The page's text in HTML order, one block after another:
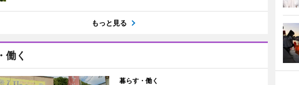
もっと見る
働く
暮らす・働く